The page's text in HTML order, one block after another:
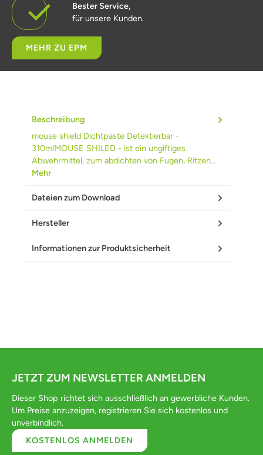
Bester Service,
für unsere Kunden.
MEHR ZU EPM
Beschreibung
mouse shield Dichtpaste Detektierbar -
310mlMOUSE SHILED - ist ein ungiftiges
Abwehrmittel, zum abdichten von Fugen, Ritzen…
Mehr
Dateien zum Download
Hersteller
Informationen zur Produktsicherheit
JETZT ZUM NEWSLETTER ANMELDEN
Dieser Shop richtet sich ausschließlich an gewerbliche Kunden.
Um Preise anzuzeigen, registrieren Sie sich kostenlos und
unverbindlich.
KOSTENLOS ANMELDEN